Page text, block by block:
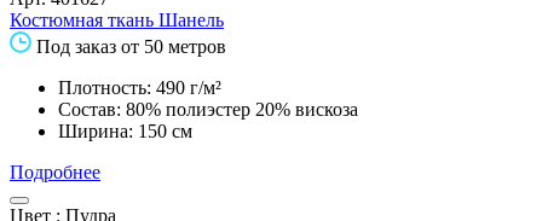
Костюмная ткань Шанель
Под заказ от 50 метров
Плотность: 490 г/м²
Состав: 80% полиэстер 20% вискоза
Ширина: 150 см
Подробнее
Цвет : Пудра